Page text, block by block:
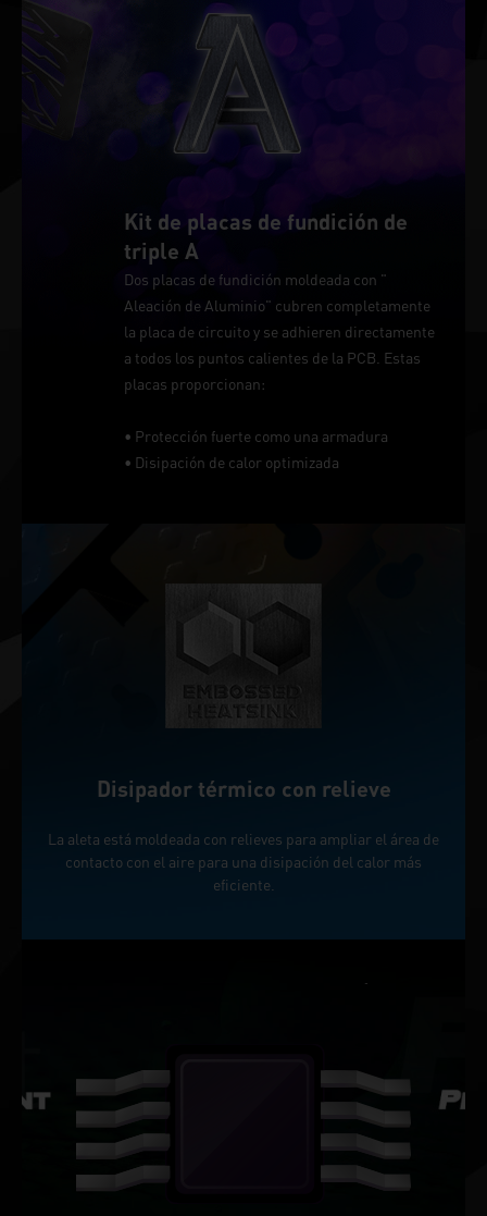
Kit de placas de fundición de
triple A
Dos placas de fundición moldeada con "
Aleación de Aluminio" cubren completamente
la placa de circuito y se adhieren directamente
a todos los puntos calientes de la PCB. Estas
placas proporcionan:
• Protección fuerte como una armadura
• Disipación de calor optimizada
Disipador térmico con relieve
La aleta está moldeada con relieves para ampliar el área de
contacto con el aire para una disipación del calor más
eficiente.